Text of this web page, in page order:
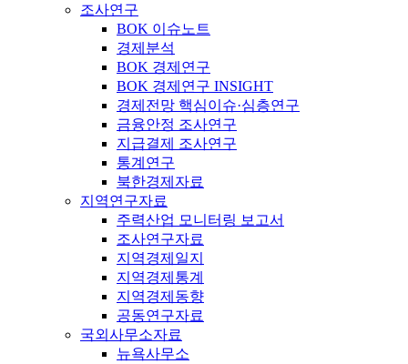
조사연구
BOK 이슈노트
경제분석
BOK 경제연구
BOK 경제연구 INSIGHT
경제전망 핵심이슈·심층연구
금융안정 조사연구
지급결제 조사연구
통계연구
북한경제자료
지역연구자료
주력산업 모니터링 보고서
조사연구자료
지역경제일지
지역경제통계
지역경제동향
공동연구자료
국외사무소자료
뉴욕사무소